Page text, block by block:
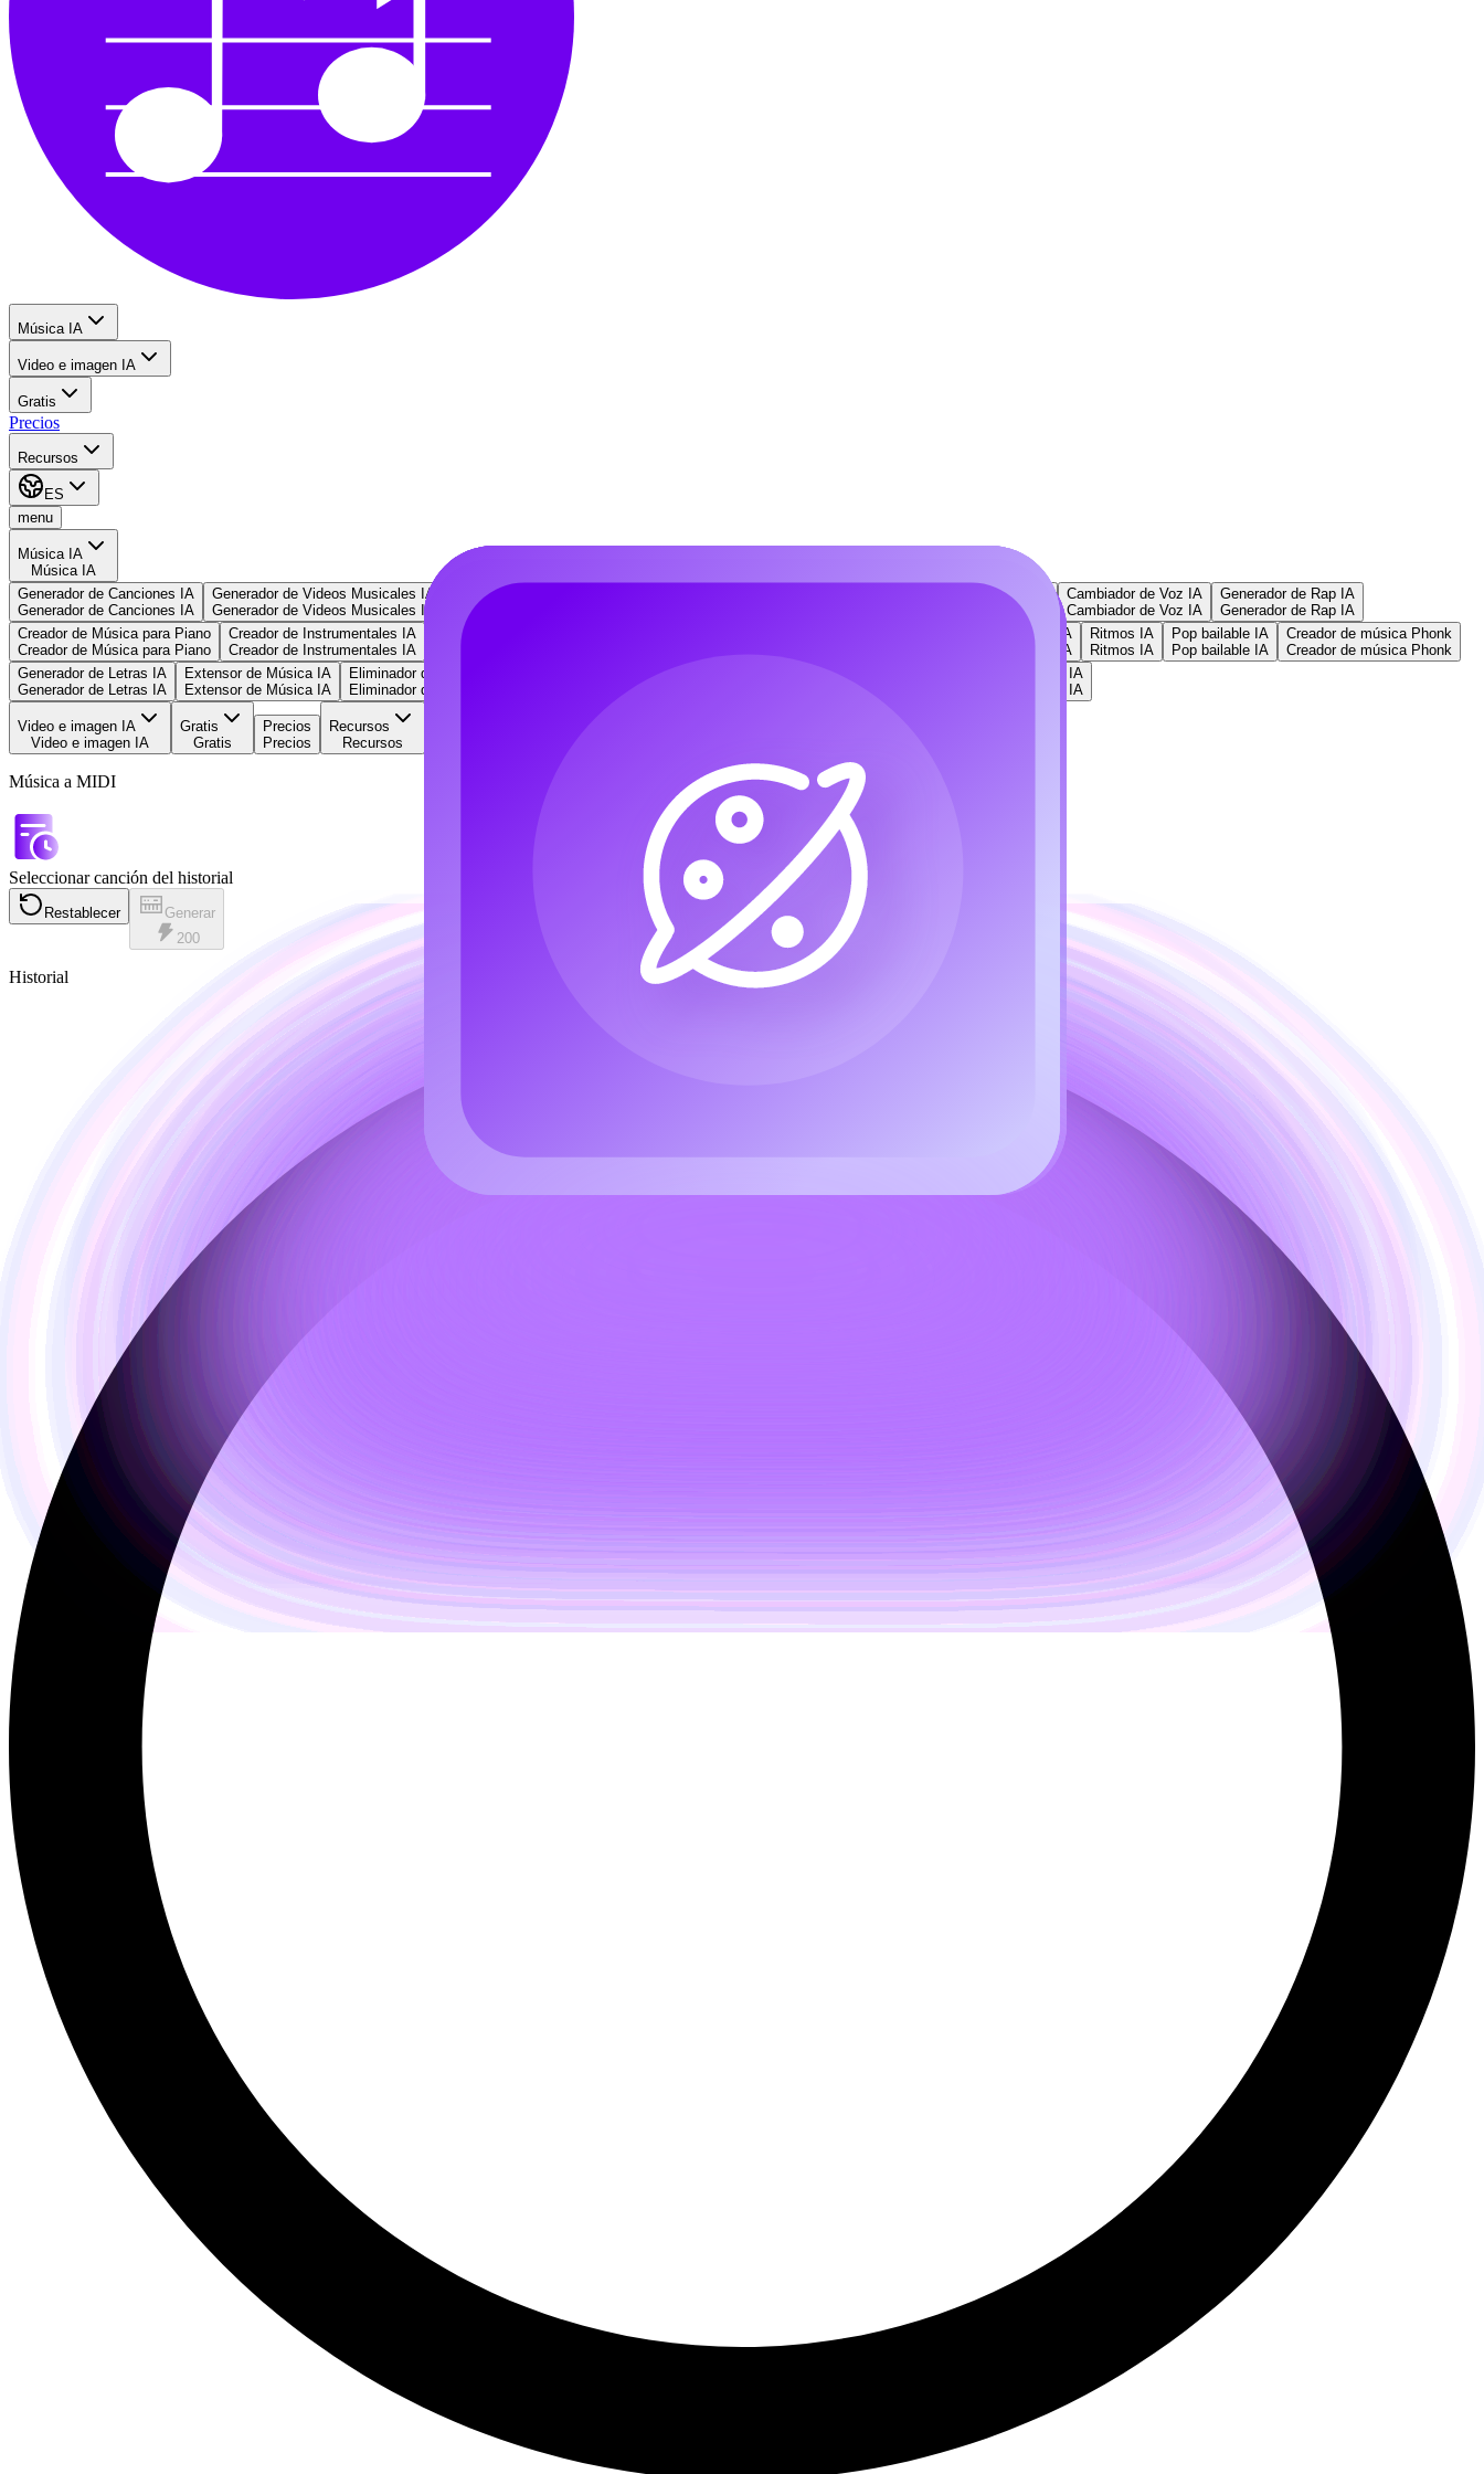
Música IA
Video e imagen IA
Gratis
Precios
Recursos
ES
menu
Música IA
Música IA
Generador de Canciones IA
Generador de Canciones IA
Generador de Videos Musicales IA
Generador de Videos Musicales IA
Mureka Music AI
Mureka Music AI
Letras a Canción
Letras a Canción
Cambiador de Voz IA
Cambiador de Voz IA
Generador de Rap IA
Generador de Rap IA
Creador de Música para Piano
Creador de Música para Piano
Creador de Instrumentales IA
Creador de Instrumentales IA
Country IA
Rock IA
Rock IA
Ritmos IA
Ritmos IA
Pop bailable IA
Pop bailable IA
Creador de música Phonk
Creador de música Phonk
Generador de Letras IA
Generador de Letras IA
Extensor de Música IA
Extensor de Música IA
Eliminador de Voces IA
Eliminador de Voces IA
Generador de Voz Cantada IA
Generador de Voz Cantada IA
Generador de Covers de Canciones IA
Generador de Covers de Canciones IA
Video e imagen IA
Video e imagen IA
Gratis
Gratis
Precios
Precios
Recursos
Recursos
Música a MIDI
Seleccionar canción del historial
Restablecer
Generar
200
Historial